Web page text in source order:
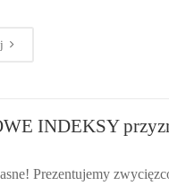
INDEKSY
Prezentujemy